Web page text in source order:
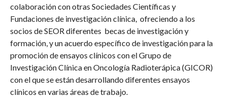
colaboración con otras Sociedades Científicas y
Fundaciones de investigación clínica, ofreciendo a los
socios de SEOR diferentes becas de investigación y
formación, y un acuerdo específico de investigación para la
promoción de ensayos clínicos con el Grupo de
Investigación Clínica en Oncología Radioterápica (GICOR)
con el que se están desarrollando diferentes ensayos
clínicos en varias áreas de trabajo.